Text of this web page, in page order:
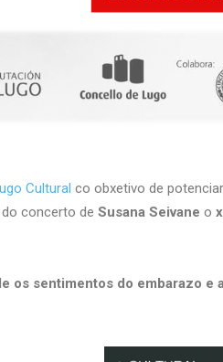
Cultural co obxetivo de
concerto de Susana Seivane o
os sentimentos do embarazo e